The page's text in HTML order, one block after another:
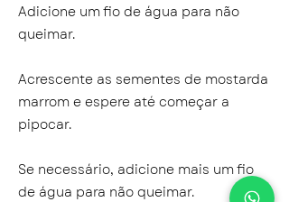
Adicione um fio de água para não
queimar.
Acrescente as sementes de mostarda
marrom e espere até começar a
pipocar.
Se necessário, adicione mais um fio
de água para não queimar.